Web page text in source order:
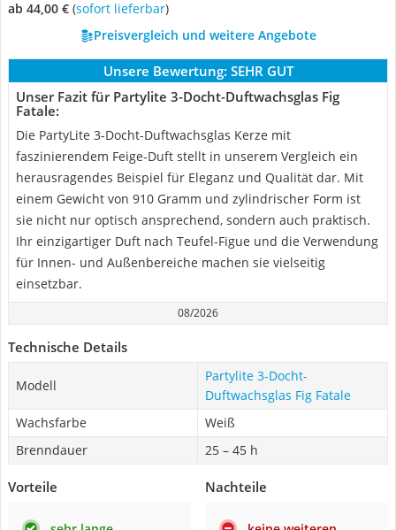
ab 44,00 € ( Sofort lieferbar)
Preisvergleich und weitere Angebote
Unsere Bewertung: SEHR GUT
Unser Fazit für Partylite 3-Docht-Duftwachsglas Fig
Fatale:
Die PartyLite 3-Docht-Duftwachsglas Kerze mit
faszinierendem Feige-Duft stellt in unserem Vergleich ein
herausragendes Beispiel für Eleganz und Qualität dar. Mit
einem Gewicht von 910 Gramm und zylindrischer Form ist
sie nicht nur optisch ansprechend, sondern auch praktisch.
Ihr einzigartiger Duft nach Teufel-Figue und die Verwendung
für Innen- und Außenbereiche machen sie vielseitig
einsetzbar.
08/2026
Technische Details
Modell
Partylite 3-Docht-
Duftwachsglas Fig Fatale
Wachsfarbe
Weiß
Brenndauer
25 – 45 h
Vorteile Nachteile